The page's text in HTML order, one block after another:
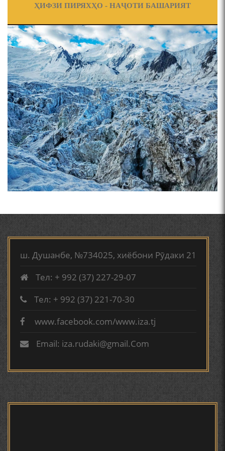
ЧЕХРАХОИ АСЛИИ МИРЗО
ТУРСУНЗОДА
Мирзо Турсунзода-
"Кахрамони Точикистон"
МИРЗО ТУРСУНЗОДА
ТАРЧУМАИ ХОЛ/MIRZO
Сайри осорхона - Мирзо
ПРЕДПОСЫЛКИ СТАНОВЛЕНИЯ
ФИЛОЛОГИЧЕСКОГО РОМАНА В ТАДЖИКСКОЙ
МУРУВВАТИЁН ДЖ. ДЖ.
ВАСФИ МОДАР ДАР НАМУНАҲОИ ОСОРИ ШИФОҲИ
ВОЖАҲОИ НУРОНИИ ШЕЪР АНЗУРАТИ МАЛИКЗОД.
ТАСАВВУРИ МАРДУМ ДАР ХУСУСИ ИШҚИ РӮДАКӢ
ФАРИДУН ИСМОИЛОВ.
АБУАБДУЛЛОҲИ РӮДАКӢ ДАР ТАҲҚИҚИ ТОҶИДДИН
МАРДОНӢ УМРИДДИН ЮСУФӢ ИНСТИТУТИ ЗАБОН
КИРОМИ БУХОРӢ ШОИРИ ИНСОНДӮСТ УСМОНОВА
ГУЛБАҲОР.
ТАҶАССУМИ ҲАСБИ ҲОЛ ДАР ҒАЗАЛИЁТИ КИРОМИ
БУХОРОӢ УСМОНОВА Г.Ф.
БЕРУНӢ ВА НАВРӮЗИ АҶАМ
Pages
ҲИФЗИ ПИРЯХҲО - НАҶОТИ БАШАРИЯТ
ш. Душанбе, №734025, хиёбони Рӯдаки 21
Тел: + 992 (37) 227-29-07
Тел: + 992 (37) 221-70-30
www.facebook.com/www.iza.tj
Email: iza.rudaki@gmail.Com